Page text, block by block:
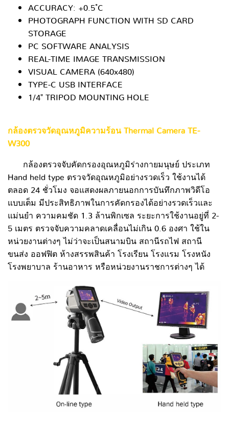
ACCURACY: +0.5 ํC
PHOTOGRAPH FUNCTION WITH SD CARD
STORAGE
PC SOFTWARE ANALYSIS
REAL-TIME IMAGE TRANSMISSION
VISUAL CAMERA (640x480)
TYPE-C USB INTERFACE
1/4" TRIPOD MOUNTING HOLE
กล้องตรวจวัดอุณหภูมิความร้อน Thermal Camera TE-
W300
กล้องตรวจจับคัดกรองอุณหภูมิร่างกายมนุษย์ ประเภท
Hand held type ตรวจวัดอุณหภูมิอย่างรวดเร็ว ใช้งานได้
ตลอด 24 ชั่วโมง จอแสดงผลภายนอกการบันทึกภาพวิดีโอ
แบบเต็ม มีประสิทธิภาพในการคัดกรองได้อย่างรวดเร็วและ
แม่นยำ ความคมชัด 1.3 ล้านพิกเซล ระยะการใช้งานอยู่ที่ 2-
5 เมตร ตรวจจับความคลาดเคลื่อนไม่เกิน 0.6 องศา ใช้ใน
หน่วยงานต่างๆ ไม่ว่าจะเป็นสนามบิน สถานีรถไฟ สถานี
ขนส่ง ออฟฟิต ห้างสรรพสินค้า โรงเรียน โรงแรม โรงหนัง
โรงพยาบาล ร้านอาหาร หรือหน่วยงานราชการต่างๆ ได้